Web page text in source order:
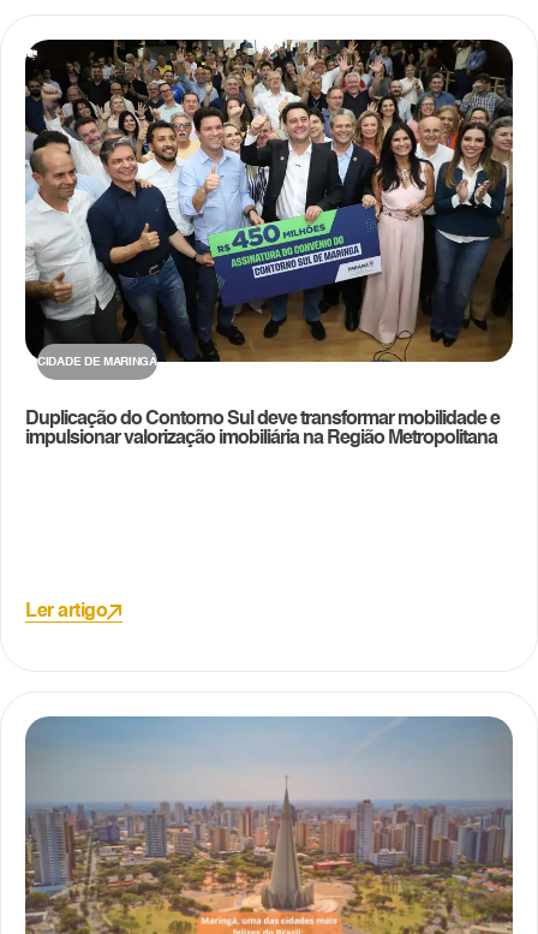
CIDADE DE MARINGÁ
Duplicação do Contorno Sul deve transformar mobilidade e
impulsionar valorização imobiliária na Região Metropolitana
Ler artigo